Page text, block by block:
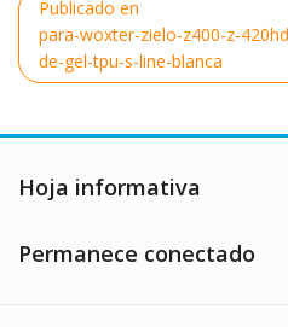
de
entradas
Publicado en
para-woxter-zielo-z400-z-
de-gel-tpu-s-line-blanca
Hoja informativa
Permanece conectado